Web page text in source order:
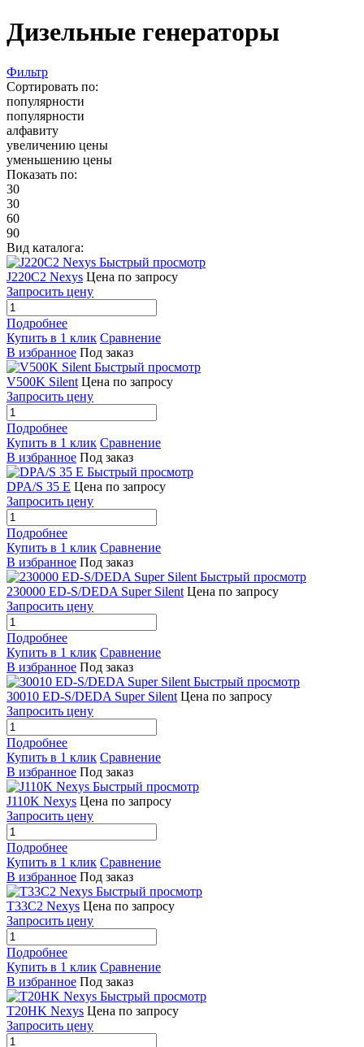
Дизельные генераторы
Фильтр
Сортировать по:
популярности
популярности
алфавиту
увеличению цены
уменьшению цены
Показать по:
30
30
60
90
Вид каталога:
Быстрый просмотр
J220C2 Nexys Цена по запросу
Запросить цену
Подробнее
Купить в 1 клик Сравнение
В избранное Под заказ
Быстрый просмотр
V500K Silent Цена по запросу
Запросить цену
Подробнее
Купить в 1 клик Сравнение
В избранное Под заказ
Быстрый просмотр
DPA/S 35 E Цена по запросу
Запросить цену
Подробнее
Купить в 1 клик Сравнение
В избранное Под заказ
Быстрый просмотр
230000 ED-S/DEDA Super Silent Цена по запросу
Запросить цену
Подробнее
Купить в 1 клик Сравнение
В избранное Под заказ
Быстрый просмотр
30010 ED-S/DEDA Super Silent Цена по запросу
Запросить цену
Подробнее
Купить в 1 клик Сравнение
В избранное Под заказ
Быстрый просмотр
J110K Nexys Цена по запросу
Запросить цену
Подробнее
Купить в 1 клик Сравнение
В избранное Под заказ
Быстрый просмотр
T33C2 Nexys Цена по запросу
Запросить цену
Подробнее
Купить в 1 клик Сравнение
В избранное Под заказ
Быстрый просмотр
T20HK Nexys Цена по запросу
Запросить цену